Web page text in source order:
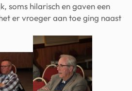
soms hilarisch en gaven een
er vroeger aan toe ging naast